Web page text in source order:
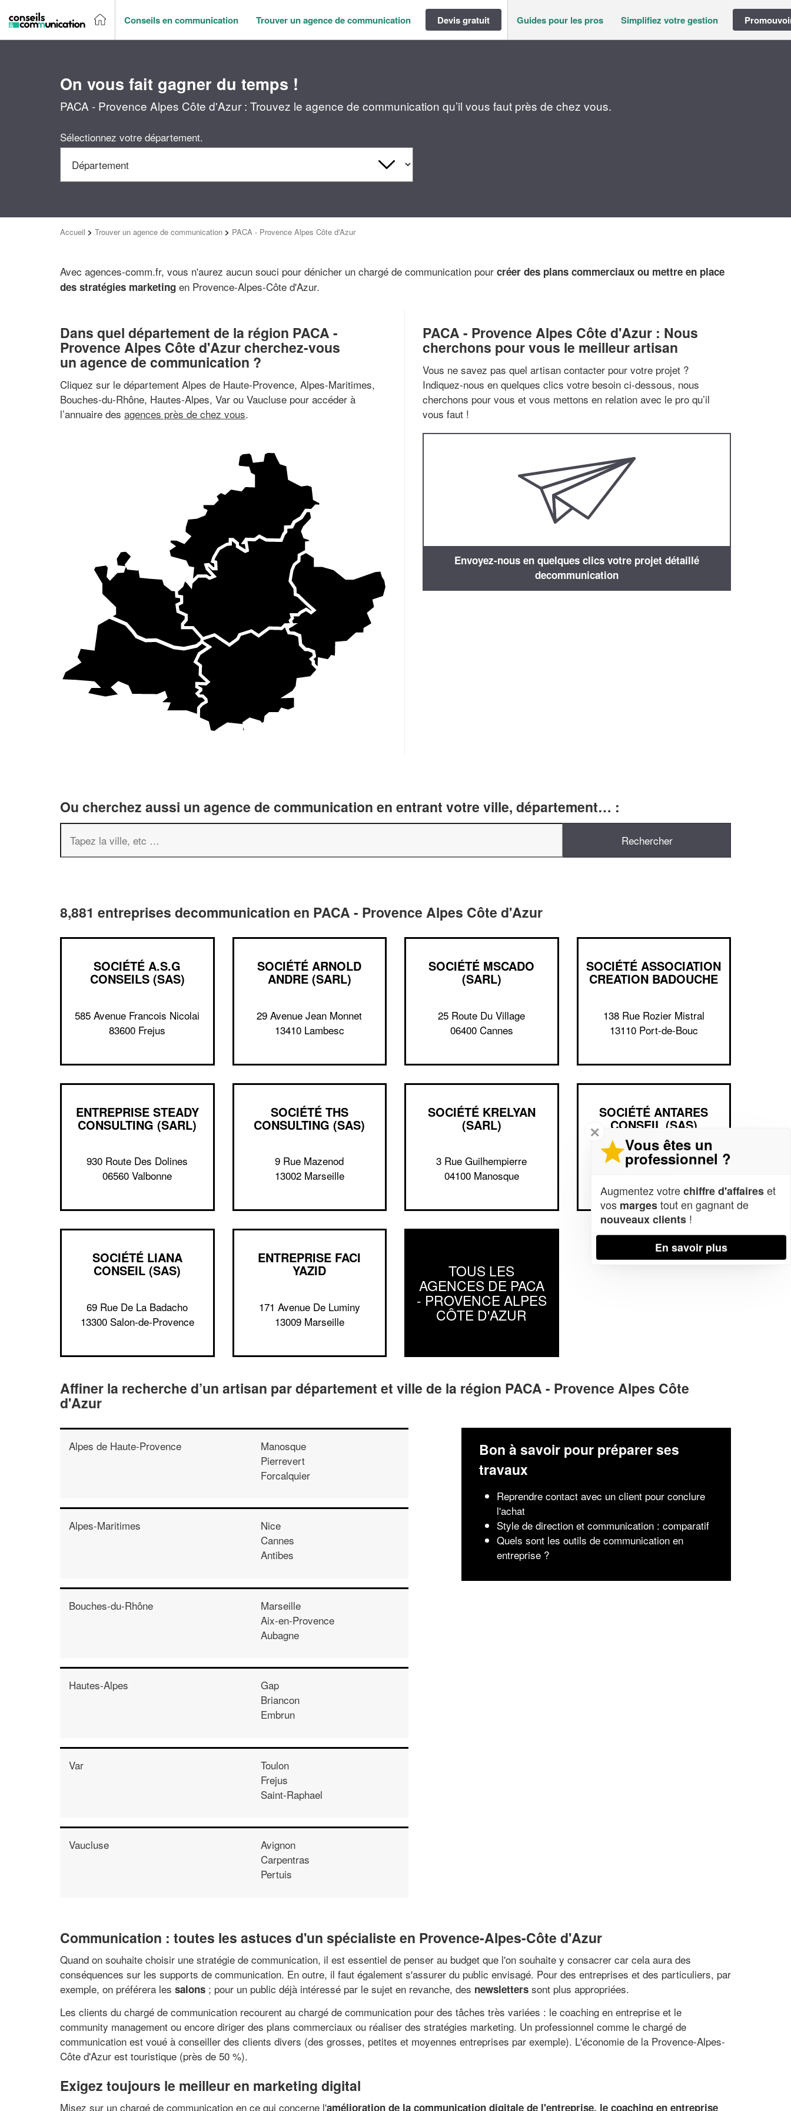
Conseils en communication Trouver un agence de communication Devis gratuit Guides pour les pros Simplifiez votre gestion
On vous fait gagner du temps !
PACA - Provence Alpes Côte d'Azur : Trouvez le agence de communication qu’il vous faut près de chez vous.
Sélectionnez votre département.
Accueil > Trouver un agence de communication > PACA - Provence Alpes Côte d'Azur
Avec agences-comm.fr, vous n'aurez aucun souci pour dénicher un chargé de communication pour créer des plans commerciaux ou mettre en place
des stratégies marketing en Provence-Alpes-Côte d'Azur.
Dans quel département de la région PACA -
Provence Alpes Côte d'Azur cherchez-vous
un agence de communication ?
Cliquez sur le département Alpes de Haute-Provence, Alpes-Maritimes,
Bouches-du-Rhône, Hautes-Alpes, Var ou Vaucluse pour accéder à
l’annuaire des agences près de chez vous.
PACA - Provence Alpes Côte d'Azur : Nous
cherchons pour vous le meilleur artisan
Vous ne savez pas quel artisan contacter pour votre projet ?
Indiquez-nous en quelques clics votre besoin ci-dessous, nous
cherchons pour vous et vous mettons en relation avec le pro qu’il
vous faut !
Envoyez-nous en quelques clics votre projet détaillé
decommunication
Ou cherchez aussi un agence de communication en entrant votre ville, département… :
8,881 entreprises decommunication en PACA - Provence Alpes Côte d'Azur
SOCIÉTÉ A.S.G
CONSEILS (SAS)
585 Avenue Francois Nicolai
83600 Frejus
SOCIÉTÉ ARNOLD
ANDRE (SARL)
29 Avenue Jean Monnet
13410 Lambesc
SOCIÉTÉ MSCADO
(SARL)
25 Route Du Village
06400 Cannes
SOCIÉTÉ ASSOCIATION
CREATION BADOUCHE
138 Rue Rozier Mistral
13110 Port-de-Bouc
ENTREPRISE STEADY
CONSULTING (SARL)
930 Route Des Dolines
06560 Valbonne
SOCIÉTÉ THS
CONSULTING (SAS)
9 Rue Mazenod
13002 Marseille
SOCIÉTÉ KRELYAN
(SARL)
3 Rue Guilhempierre
04100 Manosque
SOCIÉTÉ ANTARES
CONSEIL (SAS)
455 Promenade Des Anglais
SOCIÉTÉ LIANA
CONSEIL (SAS)
69 Rue De La Badacho
13300 Salon-de-Provence
ENTREPRISE FACI
YAZID
171 Avenue De Luminy
13009 Marseille
TOUS LES
AGENCES DE PACA
- PROVENCE ALPES
CÔTE D'AZUR
Affiner la recherche d’un artisan par département et ville de la région PACA - Provence Alpes Côte
d'Azur
Alpes de Haute-Provence
Manosque
Pierrevert
Forcalquier
Alpes-Maritimes
Nice
Cannes
Antibes
Bouches-du-Rhône
Marseille
Aix-en-Provence
Aubagne
Hautes-Alpes
Gap
Briancon
Embrun
Var
Toulon
Frejus
Saint-Raphael
Vaucluse
Avignon
Carpentras
Pertuis
Bon à savoir pour préparer ses
travaux
Reprendre contact avec un client pour conclure
l'achat
Style de direction et communication : comparatif
Quels sont les outils de communication en
entreprise ?
Communication : toutes les astuces d'un spécialiste en Provence-Alpes-Côte d'Azur
Quand on souhaite choisir une stratégie de communication, il est essentiel de penser au budget que l'on souhaite y consacrer car cela aura des
conséquences sur les supports de communication. En outre, il faut également s'assurer du public envisagé. Pour des entreprises et des particuliers, par
exemple, on préférera les salons ; pour un public déjà intéressé par le sujet en revanche, des newsletters sont plus appropriées.
Les clients du chargé de communication recourent au chargé de communication pour des tâches très variées : le coaching en entreprise et le
community management ou encore diriger des plans commerciaux ou réaliser des stratégies marketing. Un professionnel comme le chargé de
communication est voué à conseiller des clients divers (des grosses, petites et moyennes entreprises par exemple). L'économie de la Provence-Alpes-
Côte d'Azur est touristique (près de 50 %).
Exigez toujours le meilleur en marketing digital
Misez sur un chargé de communication en ce qui concerne l'amélioration de la communication digitale de l'entreprise, le coaching en entreprise
✕
Vous êtes un
professionnel ?
Augmentez votrechiffre d'affaireset
vos margestout en gagnant de
nouveaux clients !
En savoir plus